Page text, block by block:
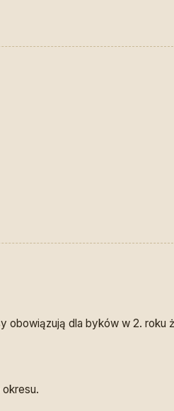
obowiązują dla byków w 2. roku